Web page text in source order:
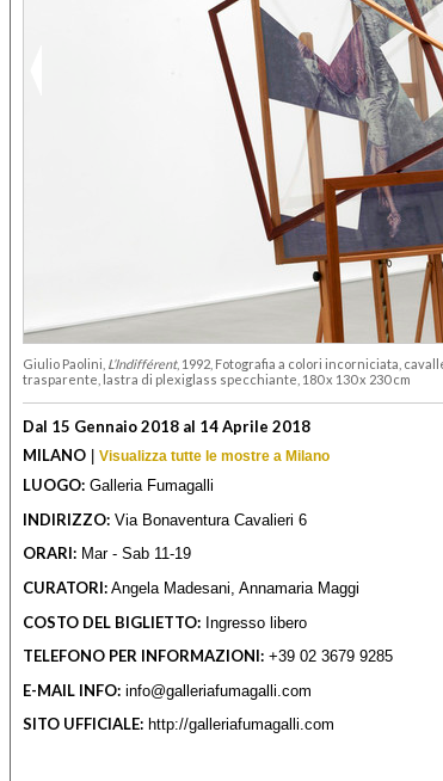
Giulio Paolini, L’Indifférent, 1992, Fotografia a colori incorniciata,
trasparente, lastra di plexiglass specchiante, 180 x 130 x 230 cm
Dal 15 Gennaio 2018 al 14 Aprile 2018
MILANO | Visualizza tutte le mostre a Milano
LUOGO: Galleria Fumagalli
INDIRIZZO: Via Bonaventura Cavalieri 6
ORARI: Mar - Sab 11-19
CURATORI: Angela Madesani, Annamaria Maggi
COSTO DEL BIGLIETTO: Ingresso libero
TELEFONO PER INFORMAZIONI: +39 02 3679 9285
E-MAIL INFO: info@galleriafumagalli.com
SITO UFFICIALE: http://galleriafumagalli.com